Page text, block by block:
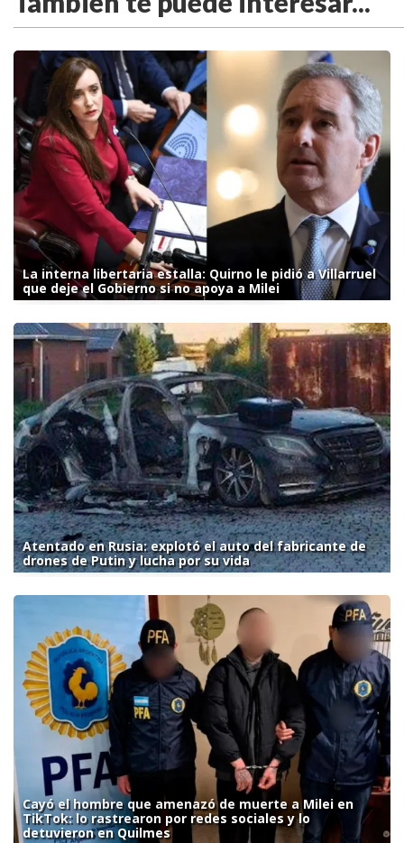
La interna libertaria estalla: Quirno le pidió a Villarruel
que deje el Gobierno si no apoya a Milei
Atentado en Rusia: explotó el auto del fabricante de
drones de Putin y lucha por su vida
Cayó el hombre que amenazó de muerte a Milei en
TikTok: lo rastrearon por redes sociales y lo
detuvieron en Quilmes